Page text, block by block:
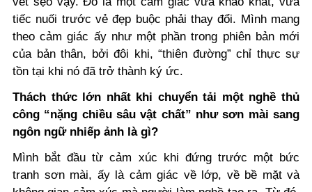
tiếc nuối trước vẻ đẹp buộc phải thay đổi. Mình mang
theo cảm giác ấy như một phần trong phiên bản mới
của bản thân, bởi đôi khi, “thiên đường” chỉ thực sự
tồn tại khi nó đã trở thành ký ức.
Thách thức lớn nhất khi chuyển tải một nghề thủ
công “nặng chiều sâu vật chất” như sơn mài sang
ngôn ngữ nhiếp ảnh là gì?
Mình bắt đầu từ cảm xúc khi đứng trước một bức
tranh sơn mài, ấy là cảm giác về lớp, về bề mặt và